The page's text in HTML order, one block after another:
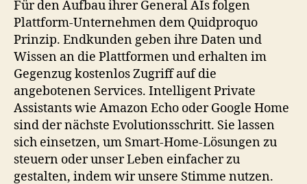
Für den Aufbau ihrer General AIs folgen
Plattform-Unternehmen dem Quidproquo
Prinzip. Endkunden geben ihre Daten und
Wissen an die Plattformen und erhalten im
Gegenzug kostenlos Zugriff auf die
angebotenen Services. Intelligent Private
Assistants wie Amazon Echo oder Google Home
sind der nächste Evolutionsschritt. Sie lassen
sich einsetzen, um Smart-Home-Lösungen zu
steuern oder unser Leben einfacher zu
gestalten, indem wir unsere Stimme nutzen.